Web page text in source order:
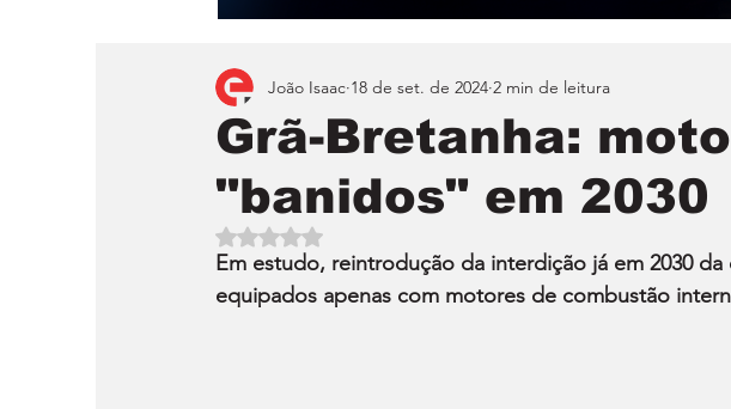
Grã-Bretanha:
"banidos" em 2030
João Isaac 18 de set. de 2024 2 min de leitura
Avaliado com NaN de 5 estrelas.
Em estudo, reintrodução da interdição já em 2030
equipados apenas com motores de combustão